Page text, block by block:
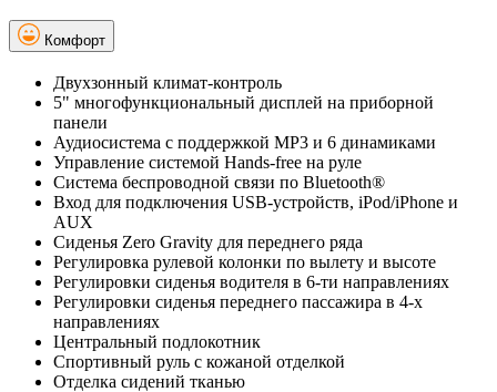
Комфорт
Двухзонный климат-контроль
5" многофункциональный дисплей на приборной
панели
Аудиосистема с поддержкой MP3 и 6 динамиками
Управление системой Hands-free на руле
Система беспроводной связи по Bluetooth®
Вход для подключения USB-устройств, iPod/iPhone и
AUX
Сиденья Zero Gravity для переднего ряда
Регулировка рулевой колонки по вылету и высоте
Регулировки сиденья водителя в 6-ти направлениях
Регулировки сиденья переднего пассажира в 4-х
направлениях
Центральный подлокотник
Спортивный руль с кожаной отделкой
Отделка сидений тканью